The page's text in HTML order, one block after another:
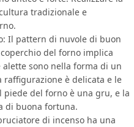
tradizionale e
Il pattern di nuvole di buon
del forno implica
alette sono nella forma di un
raffigurazione è delicata e le
piede del forno è una gru, e la
di buona fortuna.
di incenso ha una